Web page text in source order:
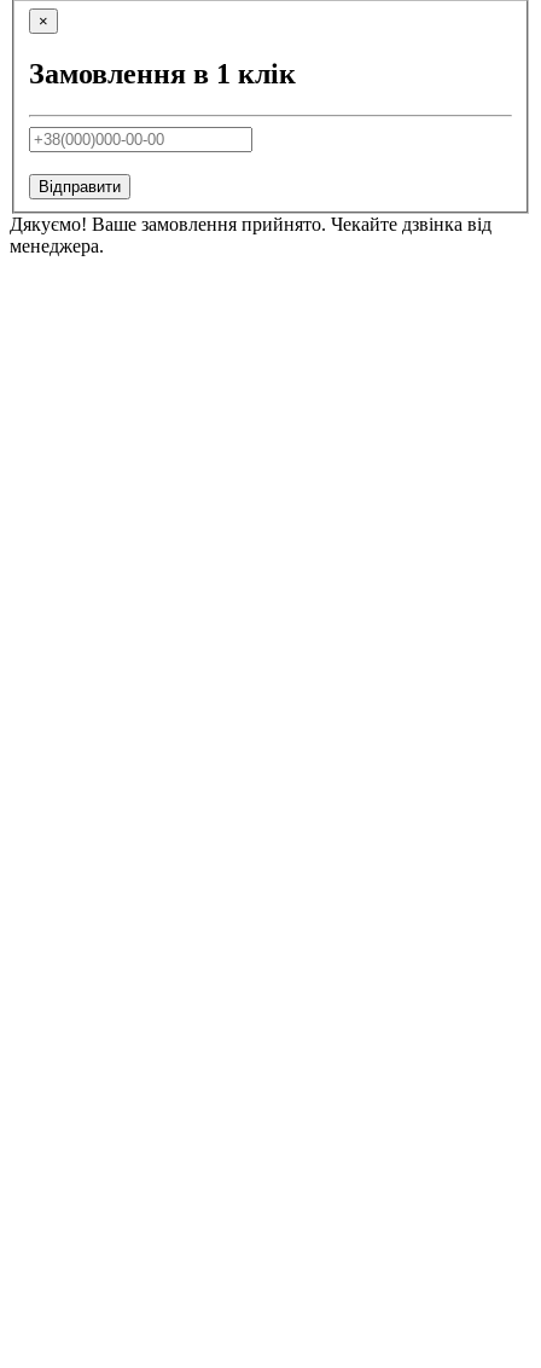
×
Замовлення в 1 клік
Відправити
Дякуємо! Ваше замовлення прийнято. Чекайте дзвінка від
менеджера.